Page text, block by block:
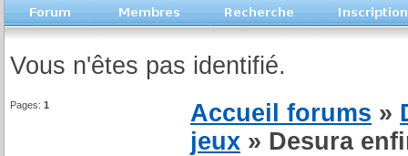
Vous n'êtes pas identifié.
Pages: 1 Accueil forums »
jeux » Desura